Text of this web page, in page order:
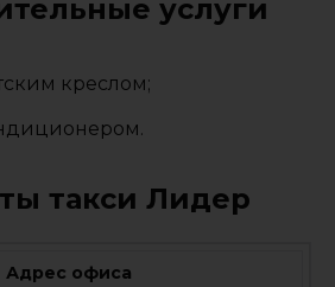
услуги
креслом;
такси Лидер
Адрес офиса